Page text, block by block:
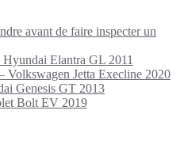
avant de faire inspecter un
Elantra GL 2011
Volkswagen Jetta Execline 2020
Genesis GT 2013
Bolt EV 2019